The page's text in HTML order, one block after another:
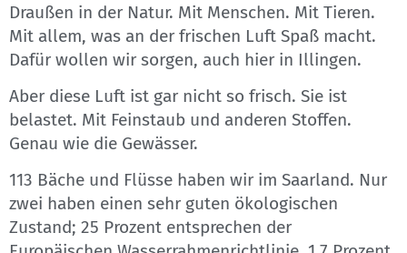
Draußen in der Natur. Mit Menschen. Mit Tieren.
Mit allem, was an der frischen Luft Spaß macht.
Dafür wollen wir sorgen, auch hier in Illingen.
Aber diese Luft ist gar nicht so frisch. Sie ist
belastet. Mit Feinstaub und anderen Stoffen.
Genau wie die Gewässer.
113 Bäche und Flüsse haben wir im Saarland. Nur
zwei haben einen sehr guten ökologischen
Zustand; 25 Prozent entsprechen der